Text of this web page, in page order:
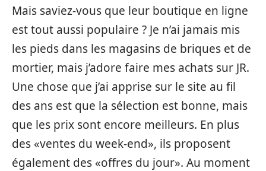
Mais saviez-vous que leur boutique en ligne
est tout aussi populaire ? Je n’ai jamais mis
les pieds dans les magasins de briques et de
mortier, mais j’adore faire mes achats sur JR.
Une chose que j’ai apprise sur le site au fil
des ans est que la sélection est bonne, mais
que les prix sont encore meilleurs. En plus
des «ventes du week-end», ils proposent
également des «offres du jour». Au moment